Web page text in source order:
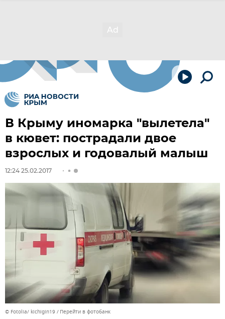
В Крыму иномарка "вылетела"
в кювет: пострадали двое
взрослых и годовалый малыш
12:24 25.02.2017
© Fotolia/ kichigin19 Перейти в фотобанк